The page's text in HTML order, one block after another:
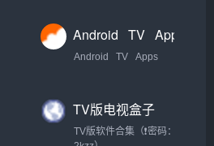
Android⠀TV⠀Apps【盒
子TV大全】
Android⠀TV⠀Apps
TV版电视盒子
APP合集
TV版软件合集（❗密码：